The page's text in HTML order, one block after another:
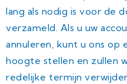
lang als nodig is voor de
verzameld. Als u uw
annuleren, kunt u ons op
hoogte stellen en zullen
redelijke termijn